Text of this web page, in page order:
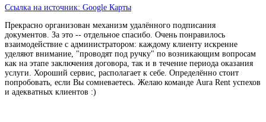
Ссылка на источник: Google Карты
Прекрасно организован механизм удалённого подписания
документов. За это -- отдельное спасибо. Очень понравилось
взаимодействие с администратором: каждому клиенту искренне
уделяют внимание, "проводят под ручку" по возникающим вопросам
как на этапе заключения договора, так и в течение периода оказания
услуги. Хороший сервис, располагает к себе. Определённо стоит
попробовать, если Вы сомневаетесь. Желаю команде Aura Rent успехов
и адекватных клиентов :)